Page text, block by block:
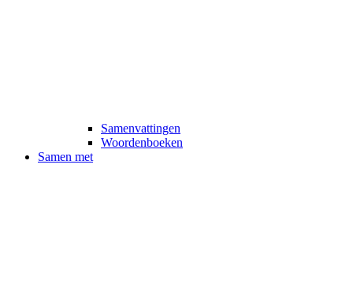
Samenvattingen
Woordenboeken
Samen met